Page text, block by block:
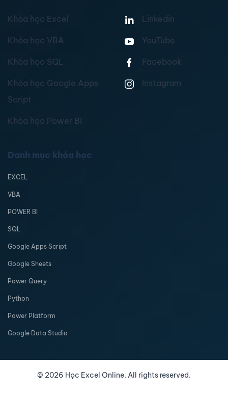
Khóa học Excel
Khóa học VBA
Khóa học SQL
Khóa học Google Apps
Script
Khóa học Power BI
Linkedin
YouTube
Facebook
Instagram
Danh mục khóa học
EXCEL
VBA
POWER BI
SQL
Google Apps Script
Google Sheets
Power Query
Python
Power Platform
Google Data Studio
© 2026 Học Excel Online. All rights reserved.